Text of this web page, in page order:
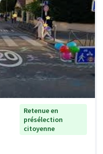
Retenue en
présélection
citoyenne